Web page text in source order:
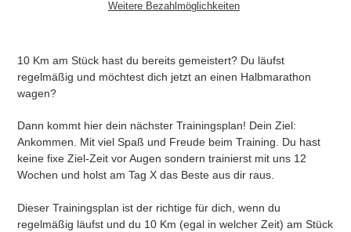
Weitere Bezahlmöglichkeiten
Warenkorb
hinzugefügt
10 Km am Stück hast du bereits gemeistert? Du läufst
regelmäßig und möchtest dich jetzt an einen Halbmarathon
wagen?
Dann kommt hier dein nächster Trainingsplan! Dein Ziel:
Ankommen. Mit viel Spaß und Freude beim Training. Du hast
keine fixe Ziel-Zeit vor Augen sondern trainierst mit uns 12
Wochen und holst am Tag X das Beste aus dir raus.
Dieser Trainingsplan ist der richtige für dich, wenn du
regelmäßig läufst und du 10 Km (egal in welcher Zeit) am Stück